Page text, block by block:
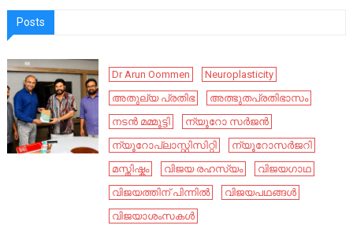
Posts
Dr Arun Oommen
Neuroplasticity
അതുല്യ പ്രതിഭ
അത്ഭുതപ്രതിഭാസം
നടൻ മമ്മൂട്ടി
ന്യൂറോ സർജൻ
ന്യൂറോപ്ലാസ്റ്റിസിറ്റി
ന്യൂറോസർജറി
മസ്തിഷ്കം
വിജയ രഹസ്യം
വിജയഗാഥ
വിജയത്തിന് പിന്നിൽ
വിജയപഥങ്ങൾ
വിജയാശംസകൾ